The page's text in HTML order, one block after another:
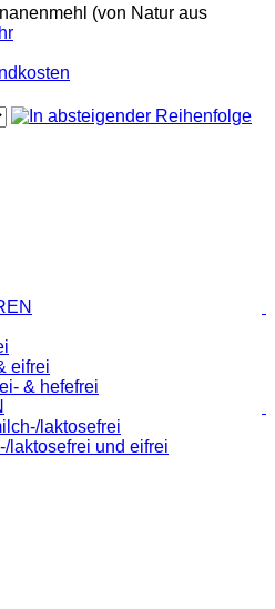
(von Natur aus
eifrei
& hefefrei
laktosefrei
laktosefrei und eifrei